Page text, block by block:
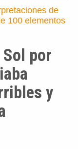
de
100 elementos
por
y